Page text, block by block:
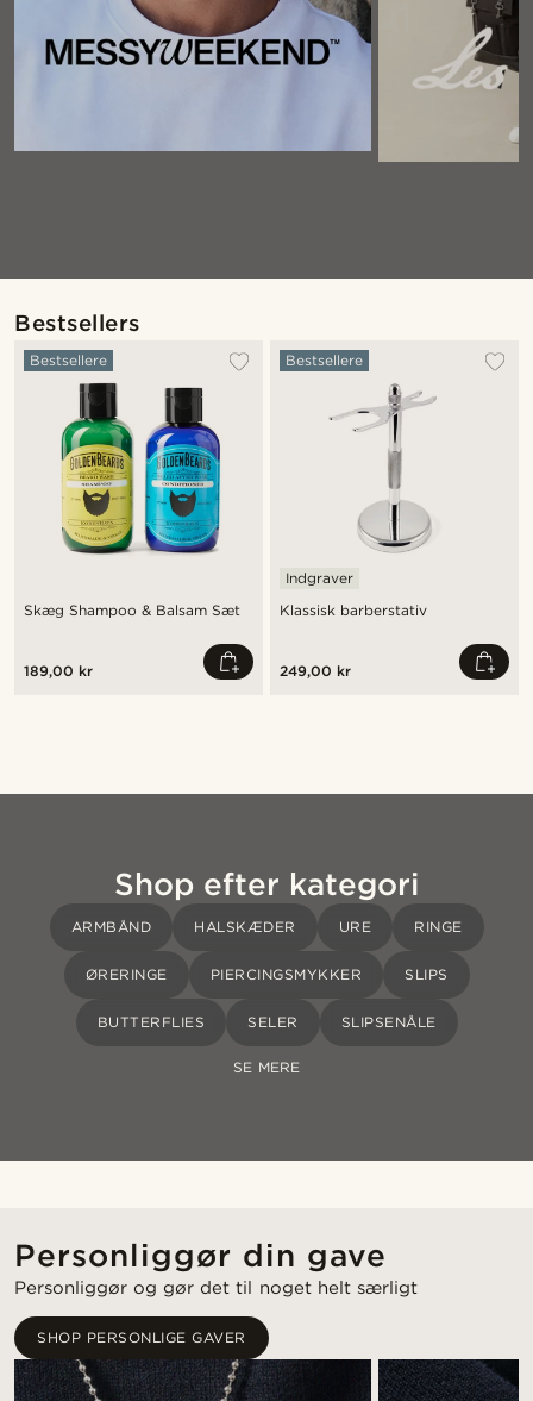
Bestsellers
Skæg Shampoo & Balsam Sæt
Bestsellere
189,00 kr
Klassisk barberstativ
Bestsellere
Indgraver
249,00 kr
Shop efter kategori
ARMBÅND HALSKÆDER URE RINGE
ØRERINGE PIERCINGSMYKKER SLIPS
BUTTERFLIES SELER SLIPSENÅLE
SE MERE
Personliggør din gave
Personliggør og gør det til noget helt særligt
SHOP PERSONLIGE GAVER